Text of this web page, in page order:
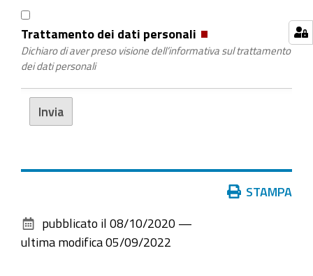
Trattamento dei dati personali
Dichiaro di aver preso visione dell’informativa sul trattamento
dei dati personali
documento
STAMPA
pubblicato il 08/10/2020 —
ultima modifica 05/09/2022